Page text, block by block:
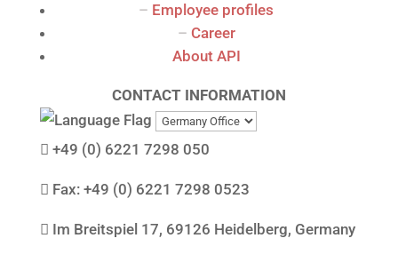
– Employee profiles
– Career
About API
CONTACT INFORMATION
 +49 (0) 6221 7298 050
 Fax: +49 (0) 6221 7298 0523
 Im Breitspiel 17, 69126 Heidelberg, Germany